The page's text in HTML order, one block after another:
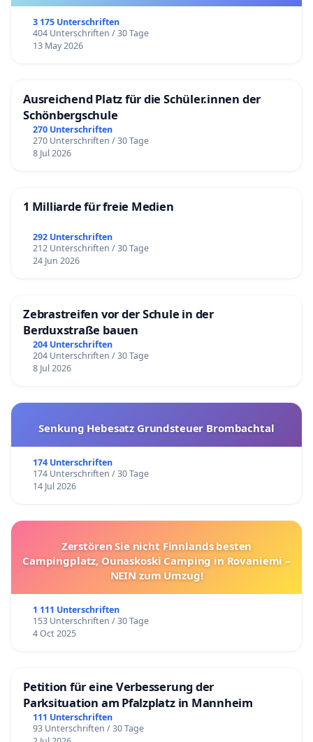
3 175 Unterschriften
404 Unterschriften / 30 Tage
13 May 2026
Ausreichend Platz für die Schüler.innen der
Schönbergschule
270 Unterschriften
270 Unterschriften / 30 Tage
8 Jul 2026
1 Milliarde für freie Medien
292 Unterschriften
212 Unterschriften / 30 Tage
24 Jun 2026
Zebrastreifen vor der Schule in der
Berduxstraße bauen
204 Unterschriften
204 Unterschriften / 30 Tage
8 Jul 2026
Senkung Hebesatz Grundsteuer Brombachtal
174 Unterschriften
174 Unterschriften / 30 Tage
14 Jul 2026
Zerstören Sie nicht Finnlands besten
Campingplatz, Ounaskoski Camping in Rovaniemi –
NEIN zum Umzug!
1 111 Unterschriften
153 Unterschriften / 30 Tage
4 Oct 2025
Petition für eine Verbesserung der
Parksituation am Pfalzplatz in Mannheim
111 Unterschriften
93 Unterschriften / 30 Tage